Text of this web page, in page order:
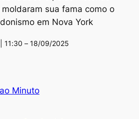
sua fama como o
em Nova York
11:30 – 18/09/2025
Minuto